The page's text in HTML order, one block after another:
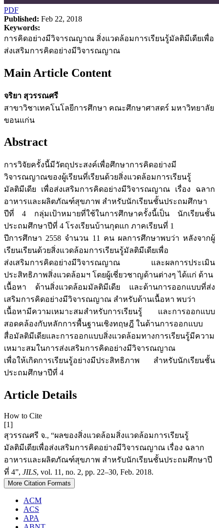
PDF
Published: Feb 22, 2018
Keywords:
การคิดอย่างมีวิจารณญาณ สิ่งแวดล้อมการเรียนรู้มัลติมีเดียเพื่อ
ส่งเสริมการคิดอย่างมีวิจารณญาณ
Main Article Content
จริยา สุวรรณศรี
สาขาวิชาเทคโนโลยีการศึกษา คณะศึกษาศาสตร์ มหาวิทยาลัย
ขอนแก่น
Abstract
การวิจัยครั้งนี้มีวัตถุประสงค์เพื่อศึกษาการคิดอย่างมี
วิจารณญาณของผู้เรียนที่เรียนด้วยสิ่งแวดล้อมการเรียนรู้
มัลติมีเดีย เพื่อส่งเสริมการคิดอย่างมีวิจารณญาณ เรื่อง ฉลาก
อาหารและผลิตภัณฑ์สุขภาพ สำหรับนักเรียนชั้นประถมศึกษา
ปีที่ 4 กลุ่มเป้าหมายที่ใช้ในการศึกษาครั้งนี้เป็น นักเรียนชั้น
ประถมศึกษาปีที่ 4 โรงเรียนบ้านกุดแก ภาคเรียนที่ 1
ปีการศึกษา 2558 จำนวน 11 คน ผลการศึกษาพบว่า หลังจากผู้
เรียนเรียนด้วยสิ่งแวดล้อมการเรียนรู้มัลติมีเดียเพื่อ
ส่งเสริมการคิดอย่างมีวิจารณญาณ และผลการประเมิน
ประสิทธิภาพสิ่งแวดล้อมฯ โดยผู้เชี่ยวชาญด้านต่างๆ ได้แก่ ด้าน
เนื้อหา ด้านสิ่งแวดล้อมมัลติมีเดีย และด้านการออกแบบที่ส่ง
เสริมการคิดอย่างมีวิจารณญาณ สำหรับด้านเนื้อหา พบว่า
เนื้อหามีความเหมาะสมสำหรับการเรียนรู้ และการออกแบบ
สอดคล้องกับหลักการพื้นฐานเชิงทฤษฎี ในด้านการออกแบบ
สื่อมัลติมีเดียและการออกแบบสิ่งแวดล้อมทางการเรียนรู้มีความ
เหมาะสมในการส่งเสริมการคิดอย่างมีวิจารณญาณ
เพื่อให้เกิดการเรียนรู้อย่างมีประสิทธิภาพ สำหรับนักเรียนชั้น
ประถมศึกษาปีที่ 4
Article Details
How to Cite
[1]
สุวรรณศรี จ., “ผลของสิ่งแวดล้อมสิ่งแวดล้อมการเรียนรู้
มัลติมีเดียเพื่อส่งเสริมการคิดอย่างมีวิจารณญาณ เรื่อง ฉลาก
อาหารและผลิตภัณฑ์สุขภาพ สำหรับนักเรียนชั้นประถมศึกษาปี
ที่ 4”, JILS, vol. 11, no. 2, pp. 22–30, Feb. 2018.
More Citation Formats
ACM
ACS
APA